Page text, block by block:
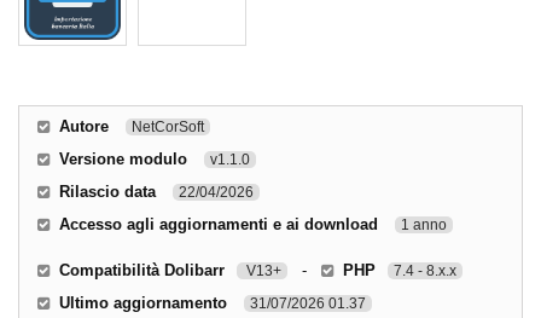
Autore NetCorSoft
Versione modulo v1.1.0
Rilascio data 22/04/2026
Accesso agli aggiornamenti e ai download 1 anno
Compatibilità Dolibarr V13+ - PHP 7.4 - 8.x.x
Ultimo aggiornamento 31/07/2026 01.37